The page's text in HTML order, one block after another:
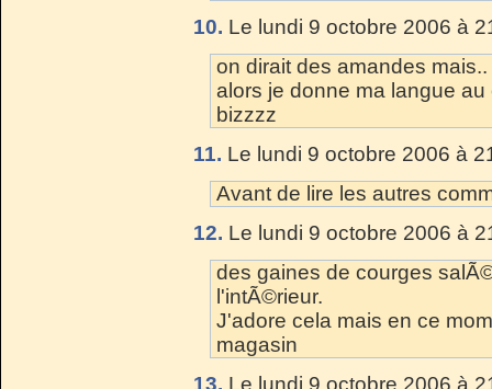
10. Le lundi 9 octobre 2006 à
on dirait des amandes
alors je donne ma langue au
bizzzz
11. Le lundi 9 octobre 2006 à
Avant de lire les autres
12. Le lundi 9 octobre 2006 à
des gaines de courges
l'intÃ©rieur.
J'adore cela mais en ce
magasin
13. Le lundi 9 octobre 2006 à